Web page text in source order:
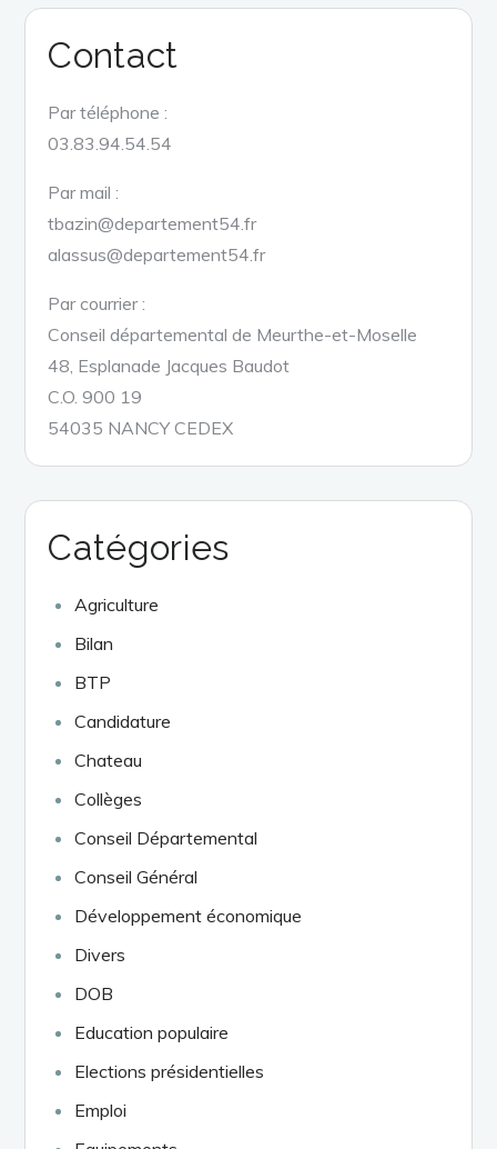
Contact
Par téléphone :
03.83.94.54.54
Par mail :
tbazin@departement54.fr
alassus@departement54.fr
Par courrier :
Conseil départemental de Meurthe-et-Moselle
48, Esplanade Jacques Baudot
C.O. 900 19
54035 NANCY CEDEX
Catégories
Agriculture
Bilan
BTP
Candidature
Chateau
Collèges
Conseil Départemental
Conseil Général
Développement économique
Divers
DOB
Education populaire
Elections présidentielles
Emploi